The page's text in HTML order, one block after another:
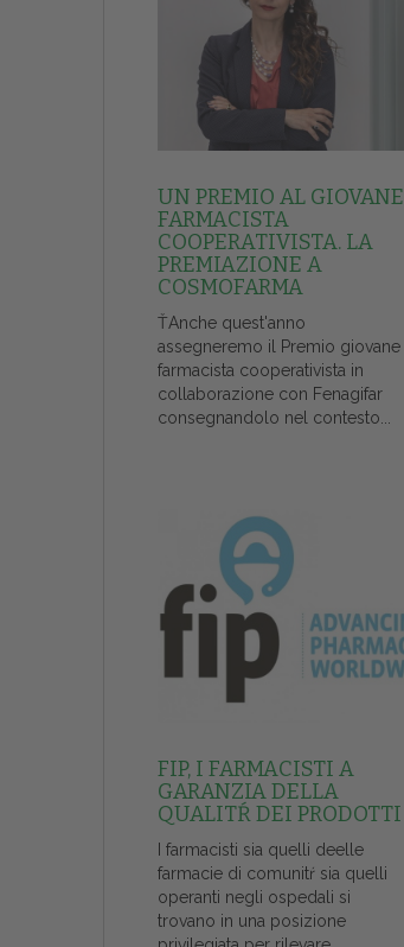
UN PREMIO AL GIOVANE
FARMACISTA
COOPERATIVISTA. LA
PREMIAZIONE A
COSMOFARMA
ŤAnche quest'anno
assegneremo il Premio giovane
farmacista cooperativista in
collaborazione con Fenagifar
consegnandolo nel contesto...
FIP, I FARMACISTI A
GARANZIA DELLA
QUALITŔ DEI PRODOTTI
I farmacisti sia quelli deelle
farmacie di comunitŕ sia quelli
operanti negli ospedali si
trovano in una posizione